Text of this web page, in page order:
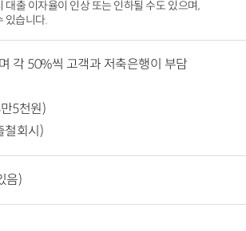
출 이자율이 인상 또는 인하될 수도 있으며,
있습니다.
각 50%씩 고객과 저축은행이 부담
5천원)
철회시)
음)